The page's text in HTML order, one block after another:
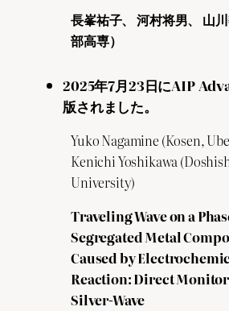
長峯祐子、 河村将男、 山
部高専）
2025年7月23日にAIP
版されました。
Yuko Nagamine (Kosen,
Kenichi Yoshikawa
University)
Traveling Wave on a
Segregated Metal
Caused by
Reaction: Direct
Silver-Wave